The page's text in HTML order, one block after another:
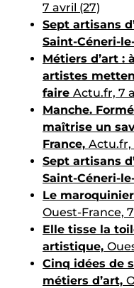
7 avril (27)
Sept artisans
Saint-Céneri-
Métiers d’art :
artistes
faire Actu.fr, 7
Manche.
maîtrise un
France, Actu.fr,
Sept artisans
Saint-Céneri-
Le
Ouest-France,
Elle tisse la
artistique,
Cinq idées de
métiers d’art,